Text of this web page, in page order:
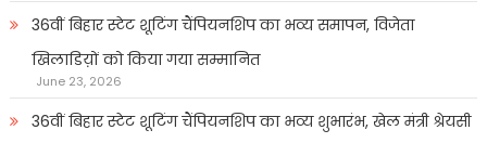
36वीं बिहार स्टेट शूटिंग चैंपियनशिप का भव्य समापन, विजेता
खिलाडिय़ों को किया गया सम्मानित
June 23, 2026
36वीं बिहार स्टेट शूटिंग चैंपियनशिप का भव्य शुभारंभ, खेल मंत्री श्रेयसी